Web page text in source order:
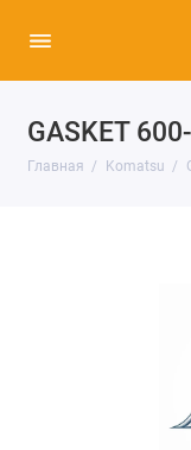
GASKET
Главная Komatsu